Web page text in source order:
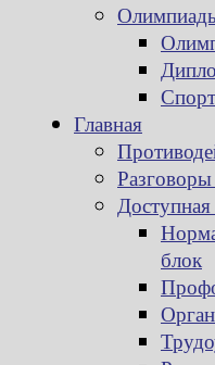
Главная
Доступная
блок